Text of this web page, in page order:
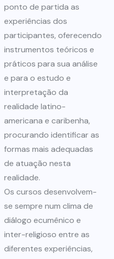
ponto de partida as
experiências dos
participantes, oferecendo
instrumentos teóricos e
práticos para sua análise
e para o estudo e
interpretação da
realidade latino-
americana e caribenha,
procurando identificar as
formas mais adequadas
de atuação nesta
realidade.
Os cursos desenvolvem-
se sempre num clima de
diálogo ecumênico e
inter-religioso entre as
diferentes experiências,